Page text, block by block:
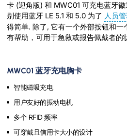
卡 (迎角版) 和 MWC01 可充电蓝牙
别使用蓝牙 LE 5.1 和 5.0 为了 人员
得简单. 除了, 它有一个外部按钮和
有帮助，可用于急救或报告佩戴者的
MWC01 蓝牙充电胸卡
智能磁吸充电
用户友好的振动电机
多个 RFID 频率
可穿戴且信用卡大小的设计